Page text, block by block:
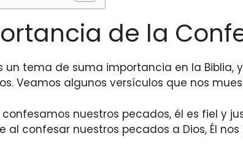
de la
un tema de suma importancia en la
Veamos algunos versículos que nos
confesamos nuestros pecados, él es fiel y
al confesar nuestros pecados a Dios, Él